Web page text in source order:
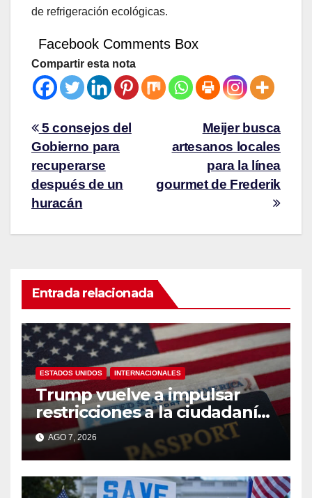
de refrigeración ecológicas.
Facebook Comments Box
Compartir esta nota
Meijer busca
artesanos locales
para la línea
gourmet de Frederik
5 consejos del
Gobierno para
recuperarse
después de un
huracán
Entrada relacionada
ESTADOS UNIDOS INTERNACIONALES
Trump vuelve a impulsar
restricciones a la ciudadanía
por nacimiento
AGO 7, 2026